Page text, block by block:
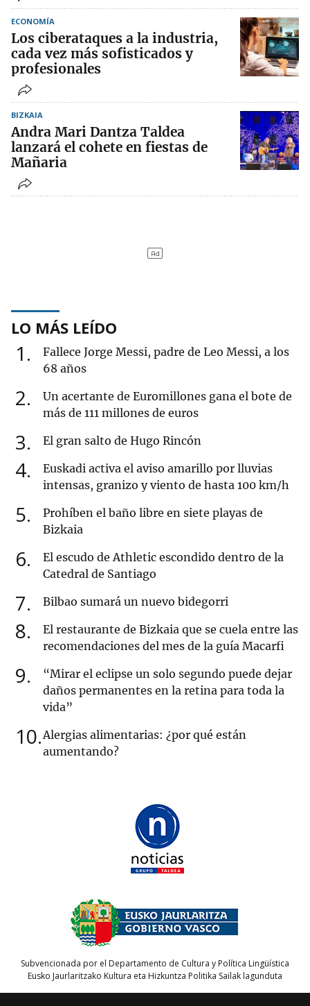
ECONOMÍA
Los ciberataques a la industria,
cada vez más sofisticados y
profesionales
BIZKAIA
Andra Mari Dantza Taldea
lanzará el cohete en fiestas de
Mañaria
LO MÁS LEÍDO
1
Fallece Jorge Messi, padre de Leo Messi, a los
68 años
2
Un acertante de Euromillones gana el bote de
más de 111 millones de euros
3 El gran salto de Hugo Rincón
4
Euskadi activa el aviso amarillo por lluvias
intensas, granizo y viento de hasta 100 km/h
5
Prohíben el baño libre en siete playas de
Bizkaia
6
El escudo de Athletic escondido dentro de la
Catedral de Santiago
7 Bilbao sumará un nuevo bidegorri
8
El restaurante de Bizkaia que se cuela entre las
recomendaciones del mes de la guía Macarfi
9
“Mirar el eclipse un solo segundo puede dejar
daños permanentes en la retina para toda la
vida”
10 Alergias alimentarias: ¿por qué están
aumentando?
Subvencionada por el Departamento de Cultura y Política Lingüística
Eusko Jaurlaritzako Kultura eta Hizkuntza Politika Sailak lagunduta